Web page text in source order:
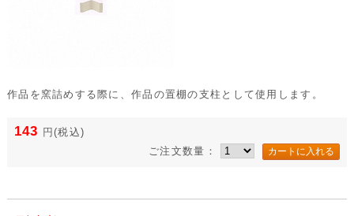
作品を窯詰めする際に、作品の置棚の支柱として使用します。
143 円 (税込)
ご注文数量：